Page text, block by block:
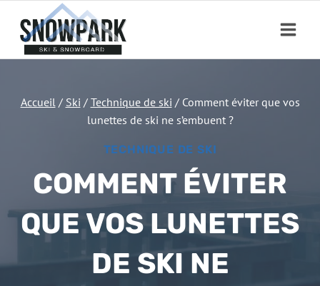
contenu
Accueil / Ski / Technique de ski / Comment éviter que vos
lunettes de ski ne s’embuent ?
TECHNIQUE DE SKI
COMMENT ÉVITER
QUE VOS LUNETTES
DE SKI NE